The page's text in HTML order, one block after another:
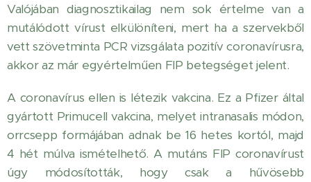
Valójában diagnosztikailag nem sok értelme van a
mutálódott vírust elkülöníteni, mert ha a szervekből
vett szövetminta PCR vizsgálata pozitív coronavírusra,
akkor az már egyértelműen FIP betegséget jelent.
A coronavírus ellen is létezik vakcina. Ez a Pfizer által
gyártott Primucell vakcina, melyet intranasalis módon,
orrcsepp formájában adnak be 16 hetes kortól, majd
4 hét múlva ismételhető. A mutáns FIP coronavírust
úgy módosították, hogy csak a hűvösebb